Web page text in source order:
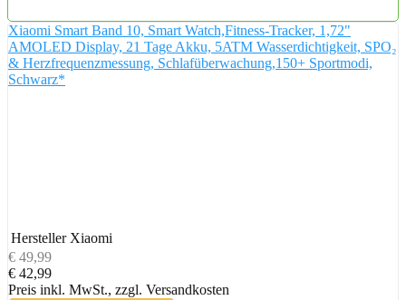
Xiaomi Smart Band 10, Smart Watch,Fitness-Tracker, 1,72"
AMOLED Display, 21 Tage Akku, 5ATM Wasserdichtigkeit, SPO₂
& Herzfrequenzmessung, Schlafüberwachung,150+ Sportmodi,
Schwarz*
Hersteller Xiaomi
€ 49,99
€ 42,99
Preis inkl. MwSt., zzgl. Versandkosten